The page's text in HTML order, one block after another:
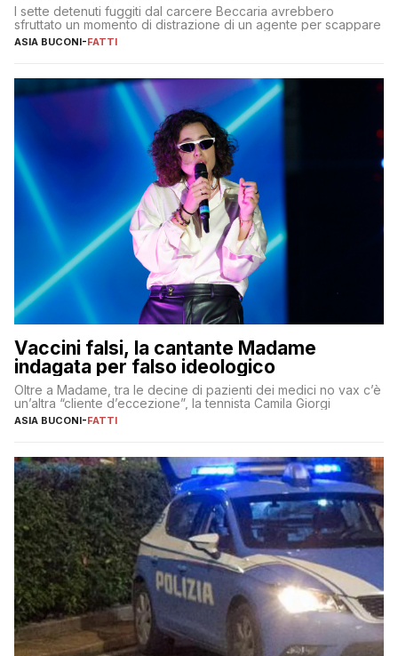
I sette detenuti fuggiti dal carcere Beccaria avrebbero
sfruttato un momento di distrazione di un agente per scappare
ASIA BUCONI-FATTI
Vaccini falsi, la cantante Madame
indagata per falso ideologico
Oltre a Madame, tra le decine di pazienti dei medici no vax c’è
un’altra “cliente d’eccezione”, la tennista Camila Giorgi
ASIA BUCONI-FATTI